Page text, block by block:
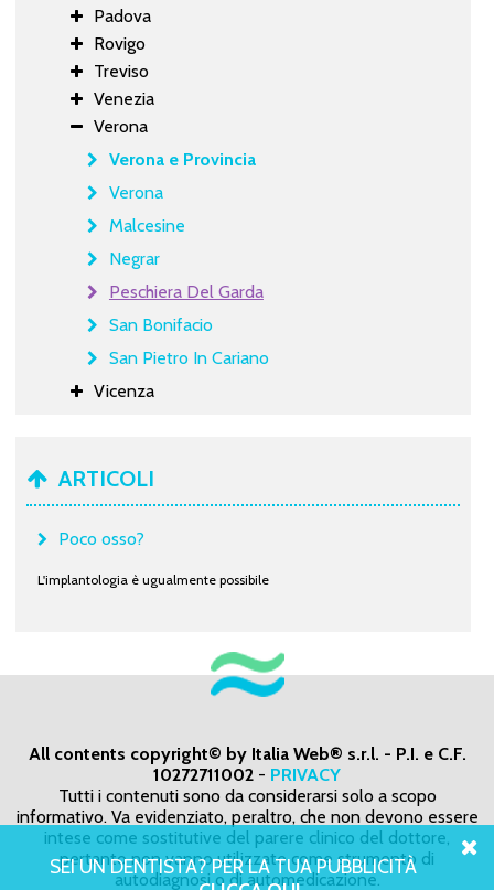
Padova
Rovigo
Treviso
Venezia
Verona
Verona e Provincia
Verona
Malcesine
Negrar
Peschiera Del Garda
San Bonifacio
San Pietro In Cariano
Vicenza
ARTICOLI
Poco osso?
L'implantologia è ugualmente possibile
All contents copyright© by Italia Web® s.r.l. - P.I. e C.F.
10272711002 - PRIVACY
Tutti i contenuti sono da considerarsi solo a scopo
informativo. Va evidenziato, peraltro, che non devono essere
intese come sostitutive del parere clinico del dottore,
pertanto non vanno utilizzate come strumento di
autodiagnosi o di automedicazione.
SEI UN DENTISTA? PER LA TUA PUBBLICITÀ